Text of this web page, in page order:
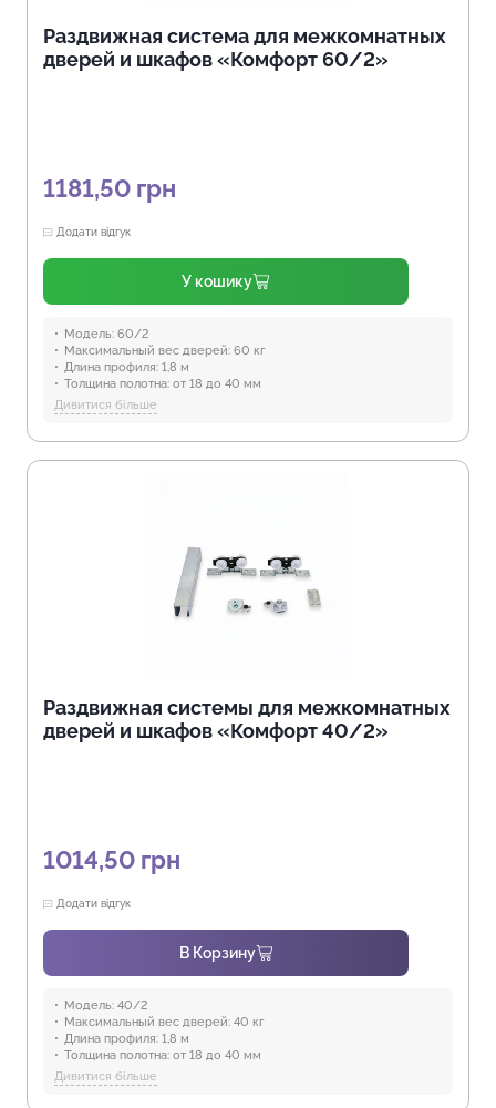
Раздвижная система для межкомнатных
дверей и шкафов «Комфорт 60/2»
1181,50 грн
Додати відгук
У кошику
Модель: 60/2
Максимальный вес дверей: 60 кг
Длина профиля: 1,8 м
Толщина полотна: от 18 до 40 мм
Отрасли: Производство мебели
Предназначение:
Дивитися більше
Раздвижная системы для межкомнатных
дверей и шкафов «Комфорт 40/2»
1014,50 грн
Додати відгук
В Корзину
Модель: 40/2
Максимальный вес дверей: 40 кг
Длина профиля: 1,8 м
Толщина полотна: от 18 до 40 мм
Отрасли: Производство мебели
Предназначение:
Дивитися більше